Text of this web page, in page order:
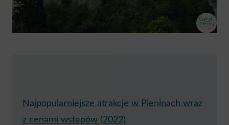
Najpopularniejsze atrakcje w Pieninach wraz
z cenami wstępów (2022)